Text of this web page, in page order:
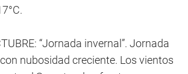
“Jornada invernal”. Jornada
nubosidad creciente. Los vientos